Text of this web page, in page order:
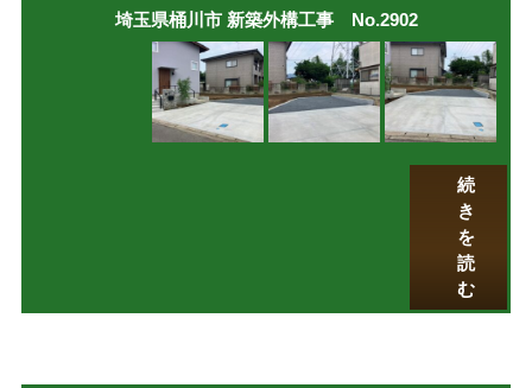
埼玉県桶川市 新築外構工事 No.2902
続
き
を
読
む